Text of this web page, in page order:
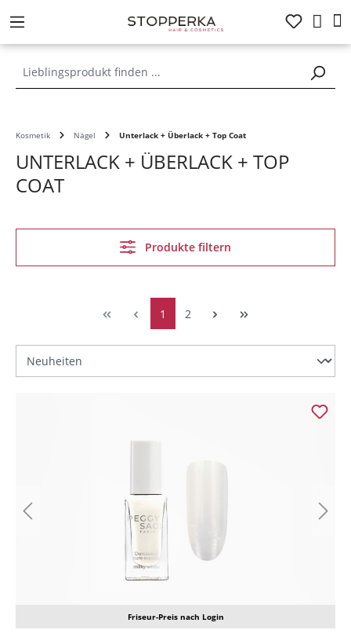
springen
Kosmetik Nägel Unterlack + Überlack + Top Coat
UNTERLACK + ÜBERLACK + TOP
COAT
Produkte filtern
1 2
Friseur-Preis nach Login